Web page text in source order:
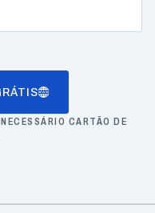
CARTÃO DE